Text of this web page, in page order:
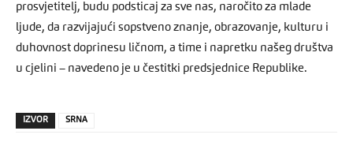
prosvjetitelj, budu podsticaj za sve nas, naročito za mlade
ljude, da razvijajući sopstveno znanje, obrazovanje, kulturu i
duhovnost doprinesu ličnom, a time i napretku našeg društva
u cjelini – navedeno je u čestitki predsjednice Republike.
IZVOR SRNA